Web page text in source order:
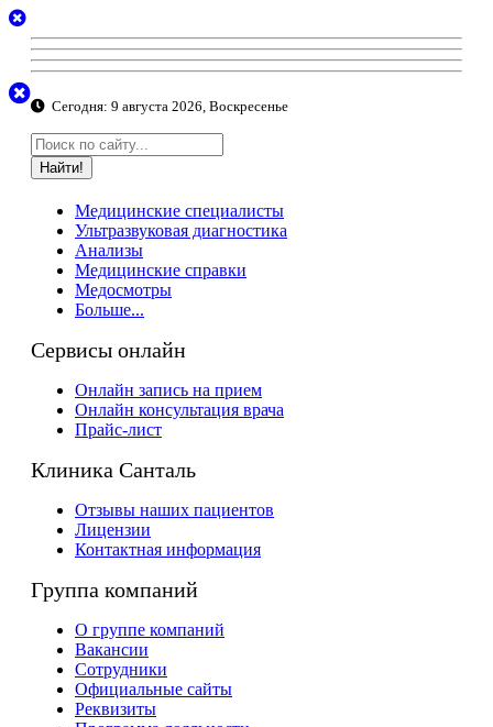
Сегодня: 9 августа 2026, Воскресенье
Найти!
Медицинские специалисты
Ультразвуковая диагностика
Анализы
Медицинские справки
Медосмотры
Больше...
Сервисы онлайн
Онлайн запись на прием
Онлайн консультация врача
Прайс-лист
Клиника Санталь
Отзывы наших пациентов
Лицензии
Контактная информация
Группа компаний
О группе компаний
Вакансии
Сотрудники
Официальные сайты
Реквизиты